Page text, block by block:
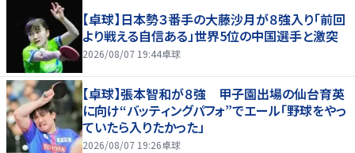
【卓球】日本勢３番手の大藤沙月が８強入り「前回
より戦える自信ある」世界5位の中国選手と激突
2026/08/07 19:44卓球
【卓球】張本智和が８強 甲子園出場の仙台育英
に向け“バッティングパフォ”でエール「野球をやっ
ていたら入りたかった」
2026/08/07 19:26卓球